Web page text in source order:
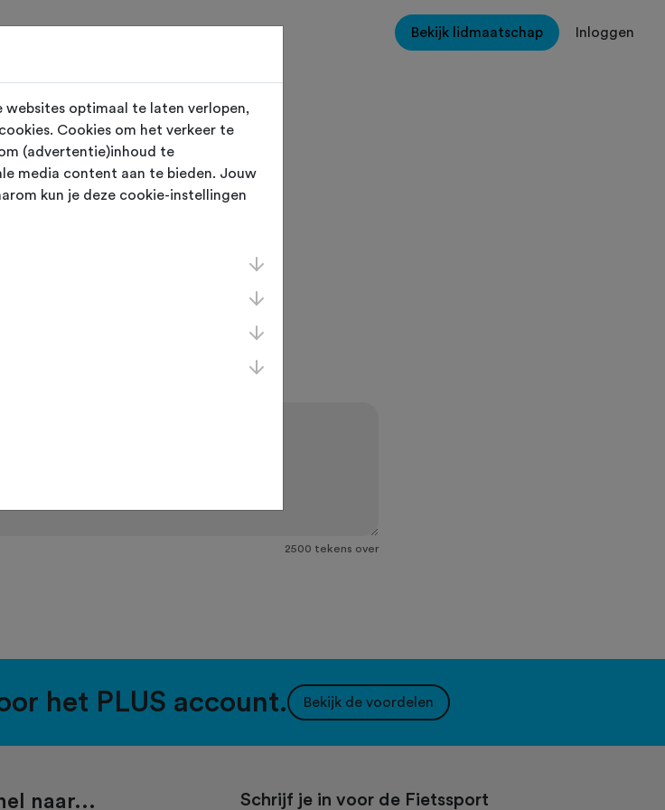
Bekijk lidmaatschap Inloggen
op
2500 tekens over
het PLUS account. Bekijk de voordelen
naar... Schrijf je in voor de Fietssport
websites optimaal te laten verlopen,
Cookies om het verkeer te
(advertentie)inhoud te
media content aan te bieden. Jouw
kun je deze cookie-instellingen